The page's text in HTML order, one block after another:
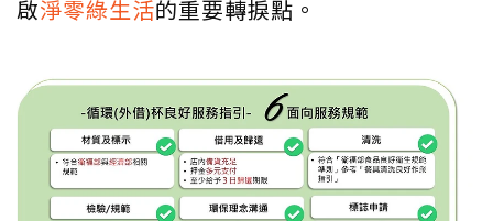
啟淨零綠生活的重要轉捩點。